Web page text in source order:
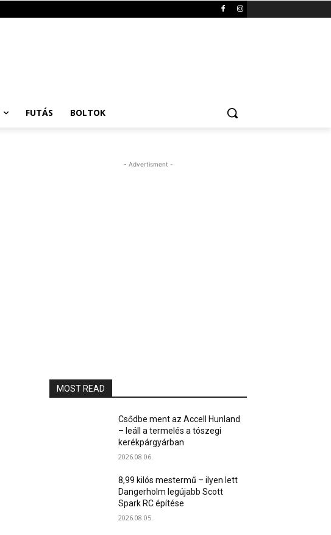
FUTÁS BOLTOK
- Advertisment -
MOST READ
Csődbe ment az Accell Hunland
– leáll a termelés a tószegi
kerékpárgyárban
2026.08.06.
8,99 kilós mestermű – ilyen lett
Dangerholm legújabb Scott
Spark RC építése
2026.08.05.